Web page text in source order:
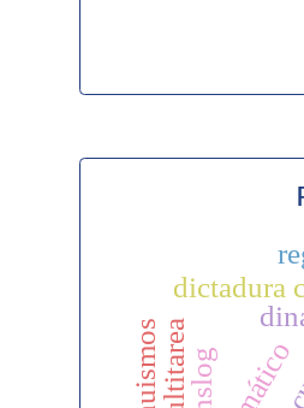
dictadura
multitarea